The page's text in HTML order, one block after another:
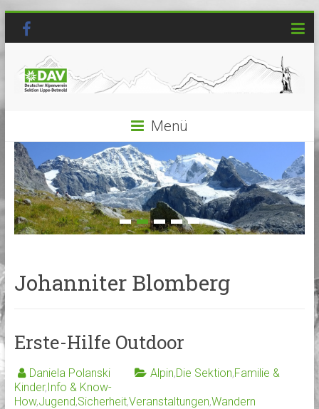
Menü
Johanniter Blomberg
Erste-Hilfe Outdoor
Daniela Polanski Alpin,Die Sektion,Familie &
Kinder,Info & Know-
How,Jugend,Sicherheit,Veranstaltungen,Wandern